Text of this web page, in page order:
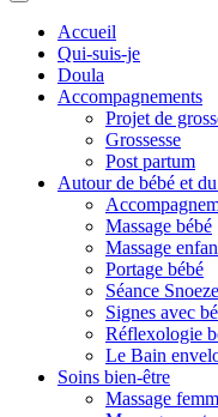
Accueil
Qui-suis-je
Doula
Accompagnements
Projet de
Grossesse
Post partum
Autour de bébé et
Massage bébé
Massage
Portage bébé
Séance
Signes avec
Réflexologie
Le Bain
Soins bien-être
Massage